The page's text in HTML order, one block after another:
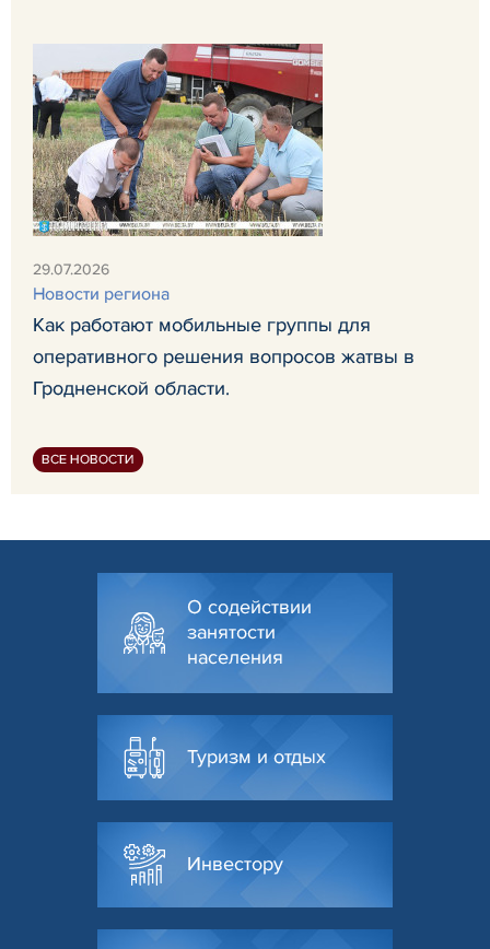
29.07.2026
Новости региона
Как работают мобильные группы для
оперативного решения вопросов жатвы в
Гродненской области.
ВСЕ НОВОСТИ
О содействии
занятости
населения
Туризм и отдых
Инвестору